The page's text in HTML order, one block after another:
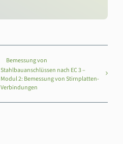
Bemessung von
Stahlbauanschlüssen nach EC 3 –
Modul 2: Bemessung von Stirnplatten-
Verbindungen